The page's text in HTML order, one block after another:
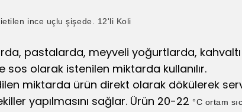
ince uçlu şişede. 12'li Koli
pastalarda, meyveli yoğurtlarda,
olarak istenilen miktarda kullanılır.
miktarda ürün direkt olarak dökülerek
yapılmasını sağlar. Ürün 20-22 °C ortam